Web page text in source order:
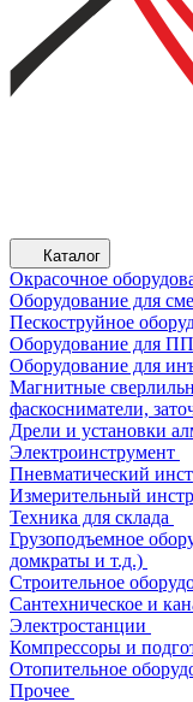
Каталог
Окрасочное
Оборудование для
Пескоструйное
Оборудование для
Оборудование для
Магнитные
фаскосниматели,
Дрели и установки
Электроинструмент
Пневматический
Измерительный
Техника для склада
Грузоподъемное
домкраты и т.д.)
Строительное
Сантехническое и
Электростанции
Компрессоры и
Отопительное
Прочее